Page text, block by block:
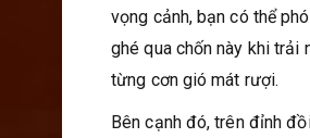
vọng cảnh, bạn có thể
ghé qua chốn này khi trải
từng cơn gió mát rượi.
Bên cạnh đó, trên đỉnh